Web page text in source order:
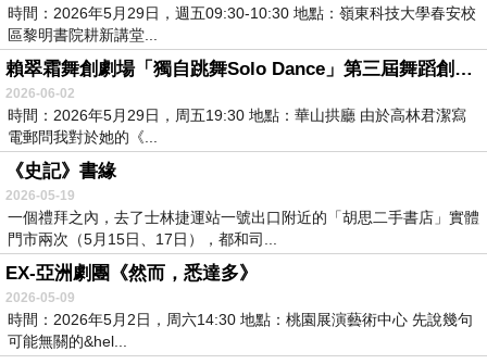
時間：2026年5月29日，週五09:30-10:30 地點：嶺東科技大學春安校
區黎明書院耕新講堂...
賴翠霜舞創劇場「獨自跳舞Solo Dance」第三屆舞蹈創作平台——高林君潔《我獨自在昨天憶想明天的夢》
2026-06-02
時間：2026年5月29日，周五19:30 地點：華山拱廳 由於高林君潔寫
電郵問我對於她的《...
《史記》書緣
2026-05-19
一個禮拜之內，去了士林捷運站一號出口附近的「胡思二手書店」實體
門市兩次（5月15日、17日），都和司...
EX-亞洲劇團《然而，悉達多》
2026-05-09
時間：2026年5月2日，周六14:30 地點：桃園展演藝術中心 先說幾句
可能無關的&hel...